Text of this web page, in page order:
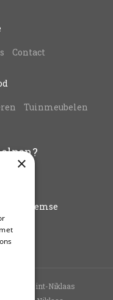
Contact
Tuinmeubelen
9140 Temse
Sint-Niklaas
×